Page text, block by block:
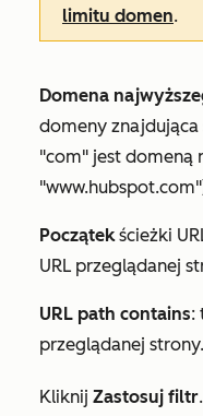
limitu domen.
Domena
domeny
"com" jest domeną
Początekścieżki
URL przeglądanej
URL path contains:
przeglądanej strony.
Kliknij Zastosuj filtr.